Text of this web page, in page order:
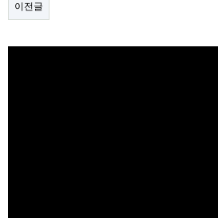
이전글
본문